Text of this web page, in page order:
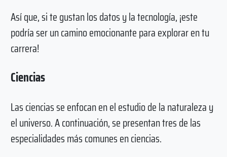
Así que, si te gustan los datos y la tecnología, ¡este
podría ser un camino emocionante para explorar en tu
carrera!
Ciencias
Las ciencias se enfocan en el estudio de la naturaleza y
el universo. A continuación, se presentan tres de las
especialidades más comunes en ciencias.